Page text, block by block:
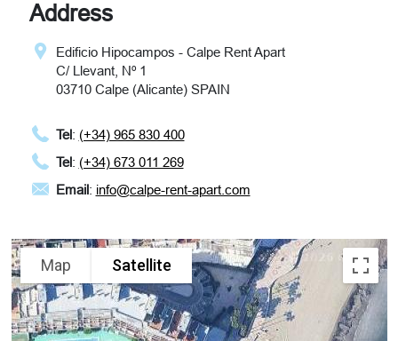
Address
Edificio Hipocampos - Calpe Rent Apart
C/ Llevant, Nº 1
03710 Calpe (Alicante) SPAIN
Tel: (+34) 965 830 400
Tel: (+34) 673 011 269
Email: info@calpe-rent-apart.com
Map Satellite